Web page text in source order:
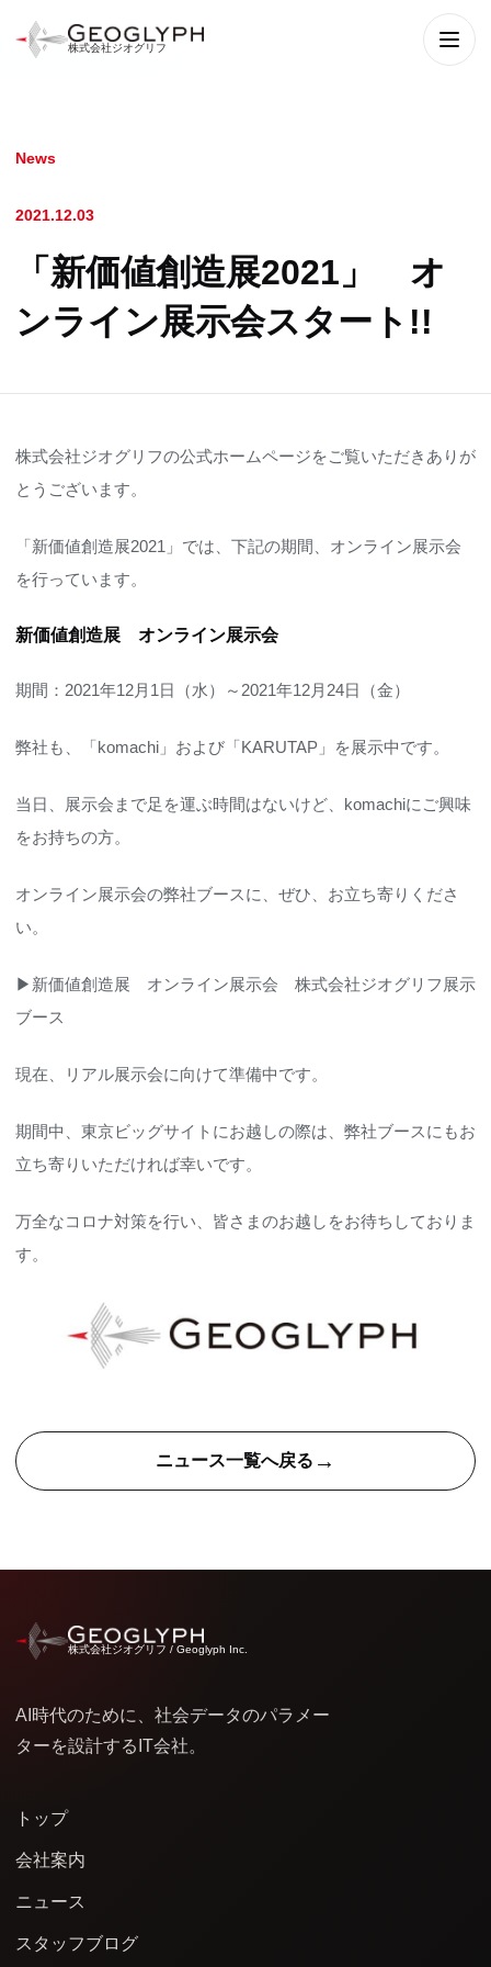
株式会社ジオグリフ
メニ
News
2021.12.03
「新価値創造展2021」 オ
ンライン展示会スタート!!
株式会社ジオグリフの公式ホームページをご覧いただきありが
とうございます。
「新価値創造展2021」では、下記の期間、オンライン展示会
を行っています。
新価値創造展 オンライン展示会
期間：2021年12月1日（水）～2021年12月24日（金）
弊社も、「komachi」および「KARUTAP」を展示中です。
当日、展示会まで足を運ぶ時間はないけど、komachiにご興味
をお持ちの方。
オンライン展示会の弊社ブースに、ぜひ、お立ち寄りくださ
い。
▶ 新価値創造展 オンライン展示会 株式会社ジオグリフ展示
ブース
現在、リアル展示会に向けて準備中です。
期間中、東京ビッグサイトにお越しの際は、弊社ブースにもお
立ち寄りいただければ幸いです。
万全なコロナ対策を行い、皆さまのお越しをお待ちしておりま
す。
ニュース一覧へ戻る →
株式会社ジオグリフ / Geoglyph Inc.
AI時代のために、社会データのパラメー
ターを設計するIT会社。
トップ
会社案内
ニュース
スタッフブログ